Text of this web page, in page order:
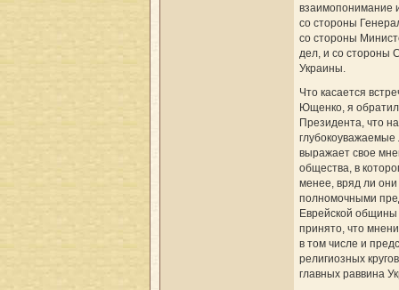
взаимопонимание
со стороны
со стороны
дел, и со стороны
Украины.
Что касается
Ющенко, я
Президента, что
выражает свое
общества, в
менее, вряд ли
полномочными
Еврейской общины
принято, что
в том числе и
религиозных
главных раввина